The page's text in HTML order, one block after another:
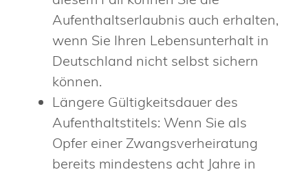
Aufenthaltserlaubnis auch erhalten,
wenn Sie Ihren Lebensunterhalt in
Deutschland nicht selbst sichern
können.
Längere Gültigkeitsdauer des
Aufenthaltstitels: Wenn Sie als
Opfer einer Zwangsverheiratung
bereits mindestens acht Jahre in